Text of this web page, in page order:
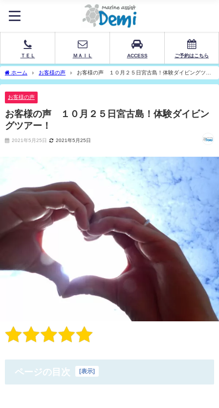
ＴＥＬ ＭＡＩＬ ACCESS ご予約はこちら
ホーム お客様の声
お客様の声 １０月２５日宮古島！体験ダイビングツア
ー！
お客様の声
お客様の声 １０月２５日宮古島！体験ダイビン
グツアー！
2021年5月25日 2021年5月25日
ページの目次 表示